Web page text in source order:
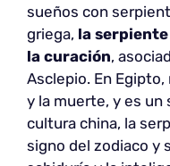
sueños con
griega, la
la curación,
Asclepio. En
y la muerte, y es un
cultura china, la
signo del zodiaco y